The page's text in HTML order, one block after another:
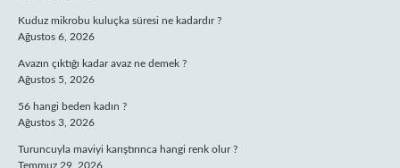
Kuduz mikrobu kuluçka süresi ne kadardır ?
Ağustos 6, 2026
Avazın çıktığı kadar avaz ne demek ?
Ağustos 5, 2026
56 hangi beden kadın ?
Ağustos 3, 2026
Turuncuyla maviyi karıştırınca hangi renk olur ?
Temmuz 29, 2026